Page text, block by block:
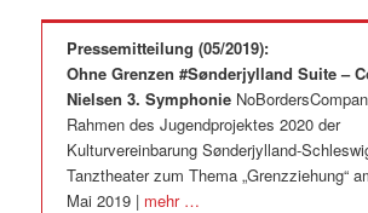
Pressemitteilung (05/2019):
Ohne Grenzen #Sønderjylland Suite –
Nielsen 3. Symphonie
Rahmen des Jugendprojektes 2020 der
Kulturvereinbarung Sønderjylland-
Tanztheater zum Thema „Grenzziehung“
Mai 2019 | mehr …